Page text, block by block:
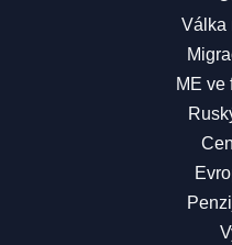
Válka
ME ve